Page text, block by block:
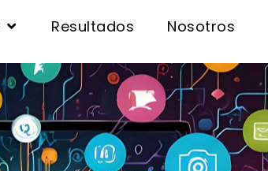
Resultados Nosotros